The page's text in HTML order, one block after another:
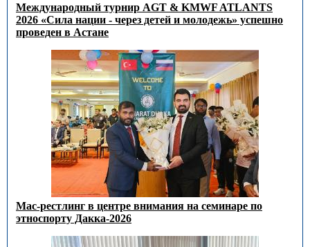
Международный турнир AGT & KMWF ATLANTS
2026 «Сила нации - через детей и молодежь» успешно
проведен в Астане
Мас-рестлинг в центре внимания на семинаре по
этноспорту Дакка-2026